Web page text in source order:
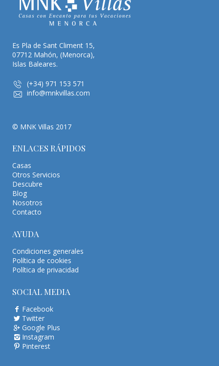
Es Pla de Sant Climent 15,
07712 Mahón, (Menorca),
Islas Baleares.
(+34) 971 153 571
info@mnkvillas.com
© MNK Villas 2017
ENLACES RÁPIDOS
Casas
Otros Servicios
Descubre
Blog
Nosotros
Contacto
AYUDA
Condiciones generales
Política de cookies
Política de privacidad
SOCIAL MEDIA
Facebook
Twitter
Google Plus
Instagram
Pinterest